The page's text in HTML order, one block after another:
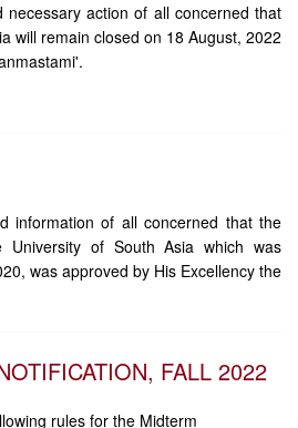
action of all concerned that
will remain closed on 18 August, 2022
information of all concerned that the
University of South Asia which was
was approved by His Excellency the
FALL 2022
rules for the Midterm